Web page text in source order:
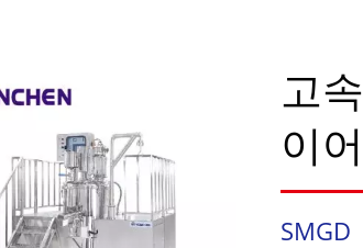
고
이어
SMGD